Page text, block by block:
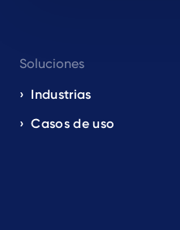
navigation
EN
Soluciones
Industrias
Casos de uso